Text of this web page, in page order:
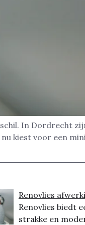
In Dordrecht
kiest voor een
Renovlies
Renovlies biedt
strakke en